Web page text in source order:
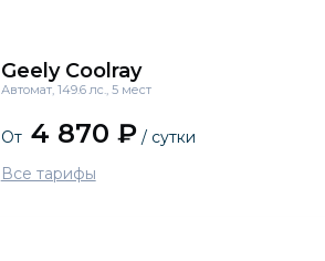
Geely Coolray
Автомат, 149.6 лс., 5 мест
От 4 870 ₽/ сутки
Все тарифы